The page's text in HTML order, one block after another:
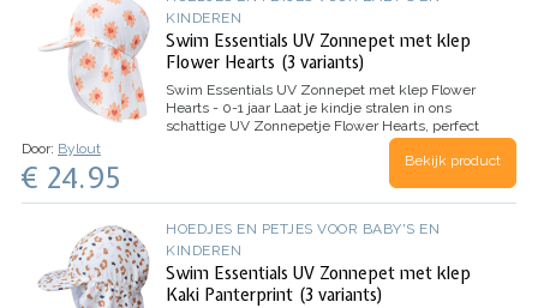
KINDEREN
Swim Essentials UV Zonnepet met klep
Flower Hearts (3 variants)
Swim Essentials UV Zonnepet met klep Flower
Hearts - 0-1 jaar Laat je kindje stralen in ons
schattige UV Zonnepetje Flower Hearts, perfect
voor zonnige dagen! Naast stijl biedt het ook
bescherming tegen schadelijke zonnestralen
Door: Bylout
€ 24.95 Bekijk product
HOEDJES EN PETJES VOOR BABY'S EN
KINDEREN
Swim Essentials UV Zonnepet met klep
Kaki Panterprint (3 variants)